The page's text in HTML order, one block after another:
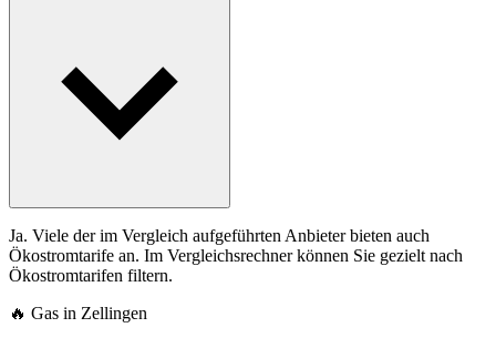
Ja. Viele der im Vergleich aufgeführten Anbieter bieten auch
Ökostromtarife an. Im Vergleichsrechner können Sie gezielt nach
Ökostromtarifen filtern.
🔥 Gas in Zellingen